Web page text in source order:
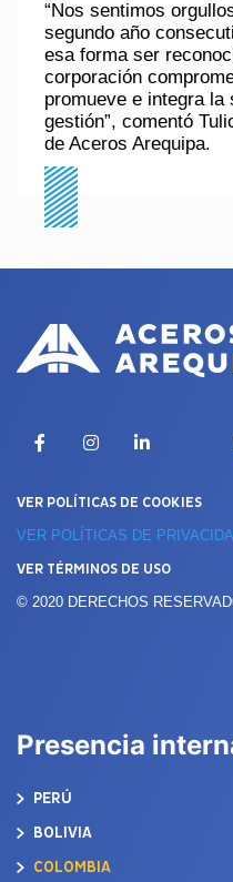
“Nos sentimos
segundo año
esa forma ser
corporación
promueve e integra la
gestión”, comentó
de Aceros Arequipa.
FacebookInstagramLinkedIn
VER POLÍTICAS DE COOKIES
VER POLÍTICAS DE
VER TÉRMINOS DE USO
© 2020 DERECHOS
Presencia
PERÚ
BOLIVIA
COLOMBIA